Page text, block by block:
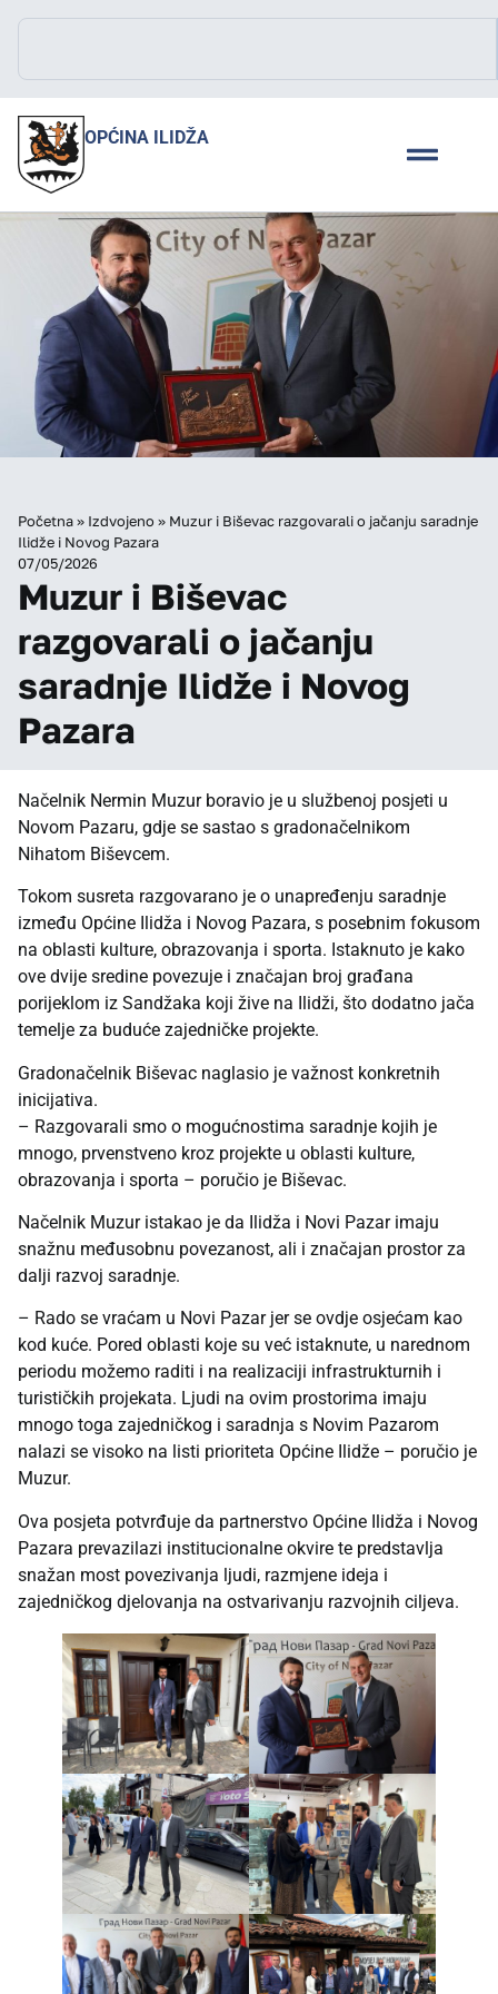
OPĆINA ILIDŽA
Početna» Izdvojeno » Muzur i Biševac razgovarali o jačanju saradnje
Ilidže i Novog Pazara
07/05/2026
Muzur i Biševac
razgovarali o jačanju
saradnje Ilidže i Novog
Pazara
Načelnik Nermin Muzur boravio je u službenoj posjeti u
Novom Pazaru, gdje se sastao s gradonačelnikom
Nihatom Biševcem.
Tokom susreta razgovarano je o unapređenju saradnje
između Općine Ilidža i Novog Pazara, s posebnim fokusom
na oblasti kulture, obrazovanja i sporta. Istaknuto je kako
ove dvije sredine povezuje i značajan broj građana
porijeklom iz Sandžaka koji žive na Ilidži, što dodatno jača
temelje za buduće zajedničke projekte.
Gradonačelnik Biševac naglasio je važnost konkretnih
inicijativa.
– Razgovarali smo o mogućnostima saradnje kojih je
mnogo, prvenstveno kroz projekte u oblasti kulture,
obrazovanja i sporta – poručio je Biševac.
Načelnik Muzur istakao je da Ilidža i Novi Pazar imaju
snažnu međusobnu povezanost, ali i značajan prostor za
dalji razvoj saradnje.
– Rado se vraćam u Novi Pazar jer se ovdje osjećam kao
kod kuće. Pored oblasti koje su već istaknute, u narednom
periodu možemo raditi i na realizaciji infrastrukturnih i
turističkih projekata. Ljudi na ovim prostorima imaju
mnogo toga zajedničkog i saradnja s Novim Pazarom
nalazi se visoko na listi prioriteta Općine Ilidže – poručio je
Muzur.
Ova posjeta potvrđuje da partnerstvo Općine Ilidža i Novog
Pazara prevazilazi institucionalne okvire te predstavlja
snažan most povezivanja ljudi, razmjene ideja i
zajedničkog djelovanja na ostvarivanju razvojnih ciljeva.